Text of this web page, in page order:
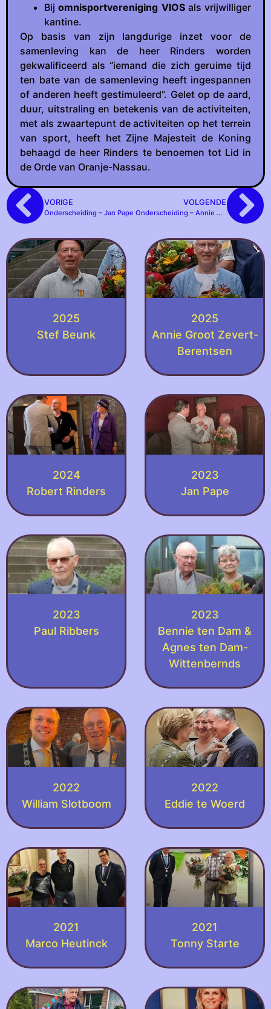
Bijomnisportvereniging VIOSals vrijwilliger
kantine.
Op basis van zijn langdurige inzet voor de
samenleving kan de heer Rinders worden
gekwalificeerd als “iemand die zich geruime tijd
ten bate van de samenleving heeft ingespannen
of anderen heeft gestimuleerd”. Gelet op de aard,
duur, uitstraling en betekenis van de activiteiten,
met als zwaartepunt de activiteiten op het terrein
van sport, heeft het Zijne Majesteit de Koning
behaagd de heer Rinders te benoemen tot Lid in
de Orde van Oranje-Nassau.
VORIGE
Onderscheiding – Jan Pape
VOLGENDE
Onderscheiding – Annie Groot Zevert-Berentsen
2025
Stef Beunk
2025
Annie Groot Zevert-
Berentsen
2024
Robert Rinders
2023
Jan Pape
2023
Paul Ribbers
2023
Bennie ten Dam &
Agnes ten Dam-
Wittenbernds
2022
William Slotboom
2022
Eddie te Woerd
2021
Marco Heutinck
2021
Tonny Starte